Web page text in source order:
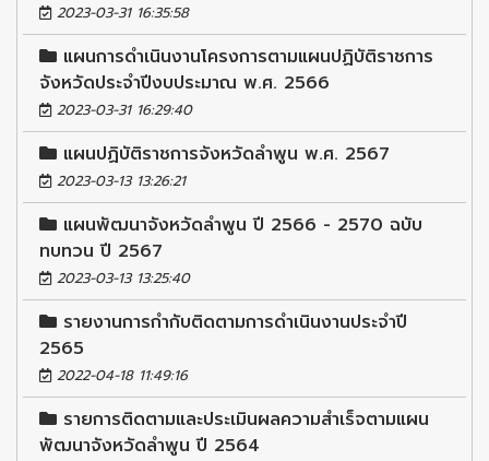
2023-03-31 16:35:58
แผนการดำเนินงานโครงการตามแผนปฏิบัติราชการ
จังหวัดประจำปีงบประมาณ พ.ศ. 2566
2023-03-31 16:29:40
แผนปฏิบัติราชการจังหวัดลำพูน พ.ศ. 2567
2023-03-13 13:26:21
แผนพัฒนาจังหวัดลำพูน ปี 2566 - 2570 ฉบับ
ทบทวน ปี 2567
2023-03-13 13:25:40
รายงานการกำกับติดตามการดำเนินงานประจำปี
2565
2022-04-18 11:49:16
รายการติดตามและประเมินผลความสำเร็จตามแผน
พัฒนาจังหวัดลำพูน ปี 2564